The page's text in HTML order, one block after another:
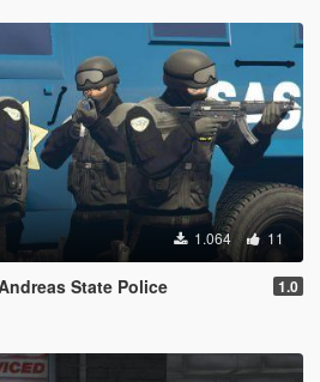
1.064 11
State Police 1.0